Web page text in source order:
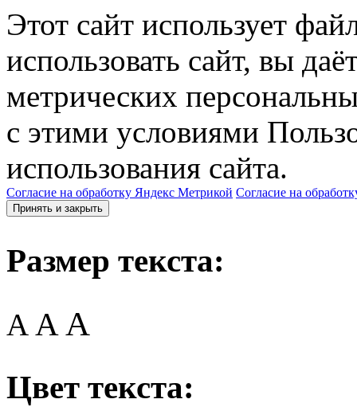
Этот сайт использует
использовать сайт, вы
метрических
с этими условиями
использования сайта.
Согласие на обработку Яндекс Метрикой Согласие на
Принять и закрыть
Размер текста:
A AA
Цвет текста: